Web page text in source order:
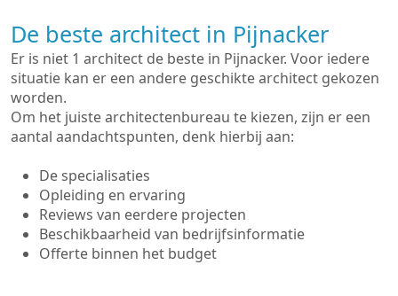
De beste architect in Pijnacker
Er is niet 1 architect de beste in Pijnacker. Voor iedere
situatie kan er een andere geschikte architect gekozen
worden.
Om het juiste architectenbureau te kiezen, zijn er een
aantal aandachtspunten, denk hierbij aan:
De specialisaties
Opleiding en ervaring
Reviews van eerdere projecten
Beschikbaarheid van bedrijfsinformatie
Offerte binnen het budget